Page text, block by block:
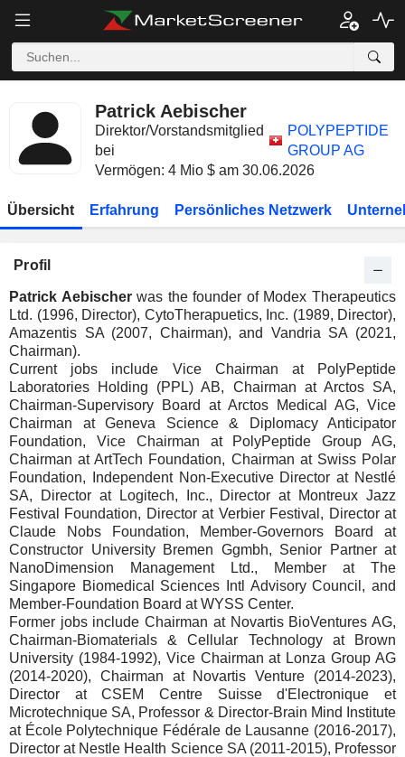
Patrick Aebischer
Direktor/Vorstandsmitglied
bei
POLYPEPTIDE
GROUP AG
Vermögen: 4 Mio $ am 30.06.2026
Übersicht Erfahrung Persönliches Netzwerk
Profil
Patrick Aebischerwas the founder of Modex Therapeutics
Ltd. (1996, Director), CytoTherapuetics, Inc. (1989, Director),
Amazentis SA (2007, Chairman), and Vandria SA (2021,
Chairman).
Current jobs include Vice Chairman at PolyPeptide
Laboratories Holding (PPL) AB, Chairman at Arctos SA,
Chairman-Supervisory Board at Arctos Medical AG, Vice
Chairman at Geneva Science & Diplomacy Anticipator
Foundation, Vice Chairman at PolyPeptide Group AG,
Chairman at ArtTech Foundation, Chairman at Swiss Polar
Foundation, Independent Non-Executive Director at Nestlé
SA, Director at Logitech, Inc., Director at Montreux Jazz
Festival Foundation, Director at Verbier Festival, Director at
Claude Nobs Foundation, Member-Governors Board at
Constructor University Bremen Ggmbh, Senior Partner at
NanoDimension Management Ltd., Member at The
Singapore Biomedical Sciences Intl Advisory Council, and
Member-Foundation Board at WYSS Center.
Former jobs include Chairman at Novartis BioVentures AG,
Chairman-Biomaterials & Cellular Technology at Brown
University (1984-1992), Vice Chairman at Lonza Group AG
(2014-2020), Chairman at Novartis Venture (2014-2023),
Director at CSEM Centre Suisse d'Electronique et
Microtechnique SA, Professor & Director-Brain Mind Institute
at École Polytechnique Fédérale de Lausanne (2016-2017),
Director at Nestle Health Science SA (2011-2015), Professor